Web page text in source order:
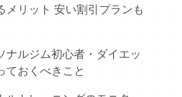
メリット 安い割引プランも
ナルジム初心者・ダイエッ
ておくべきこと